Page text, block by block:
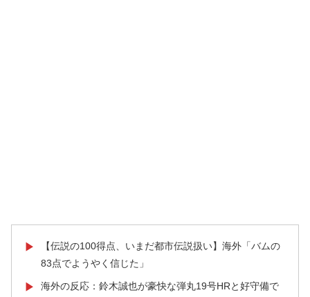
▶
【伝説の100得点、いまだ都市伝説扱い】海外「バムの
83点でようやく信じた」
▶
海外の反応：鈴木誠也が豪快な弾丸19号HRと好守備で